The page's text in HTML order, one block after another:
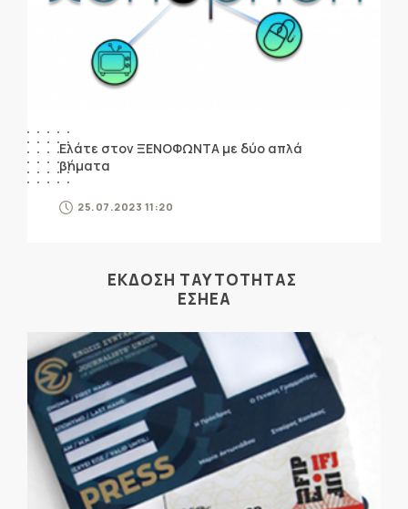
Ελάτε στον ΞΕΝΟΦΩΝΤΑ με δύο απλά
βήματα
25.07.2023 11:20
ΕΚΔΟΣΗ ΤΑΥΤΟΤΗΤΑΣ
ΕΣΗΕΑ